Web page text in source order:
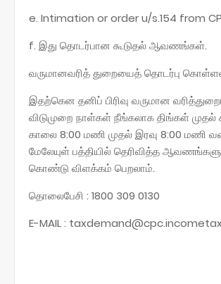
e. Intimation or order u/s.154 from
f. இது தொடர்பான கூடுதல் ஆவணங்கள்.
வருமானவரித் துறையைத் தொடர்பு
இதற்கென தனிப் பிரிவு வருமான
விடுமுறை நாள்கள் நீங்கலாக திங்கள்
காலை 8:00 மணி முதல் இரவு 8:00 மணி
மேலேயுள் பத்தியில் தெரிவித்த
கொண்டு விளக்கம் பெறலாம்.
தொலைபேசி : 1800 309 0130
E-MAIL :